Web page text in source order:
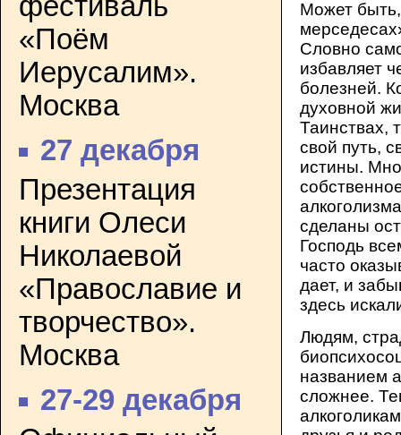
«Поём
Иерусалим».
Москва
27 декабря
Презентация
книги Олеси
Николаевой
«Православие и
творчество».
Москва
27-29 декабря
Может
Словно
избавляет
болезней.
духовной
Таинствах,
свой путь,
истины.
сделаны
Господь
часто
дает, и
здесь
Людям,
названием
сложнее.